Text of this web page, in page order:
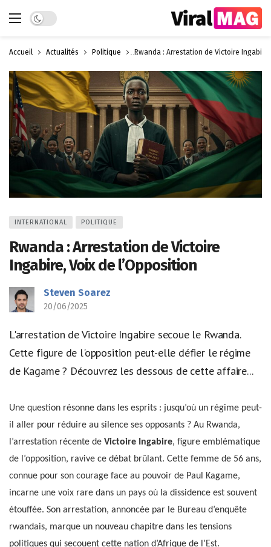
Dark mode
Accueil Actualités Politique Rwanda : Arrestation de Victoire
INTERNATIONAL POLITIQUE
Rwanda : Arrestation de Victoire
Ingabire, Voix de l’Opposition
Steven Soarez
20/06/2025
L'arrestation de Victoire Ingabire secoue le Rwanda.
Cette figure de l'opposition peut-elle défier le régime
de Kagame ? Découvrez les dessous de cette affaire...
Une question résonne dans les esprits : jusqu’où un régime peut-
il aller pour réduire au silence ses opposants ? Au Rwanda,
l’arrestation récente de Victoire Ingabire, figure emblématique
de l’opposition, ravive ce débat brûlant. Cette femme de 56 ans,
connue pour son courage face au pouvoir de Paul Kagame,
incarne une voix rare dans un pays où la dissidence est souvent
étouffée. Son arrestation, annoncée par le Bureau d’enquête
rwandais, marque un nouveau chapitre dans les tensions
politiques qui secouent cette nation d’Afrique de l’Est.